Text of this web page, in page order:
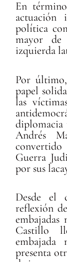
En
política
mayor
izquierda
Por
papel
las
diplomacia
Andrés
Guerra
por sus
Desde el
reflexión
Castillo
embajada
presenta